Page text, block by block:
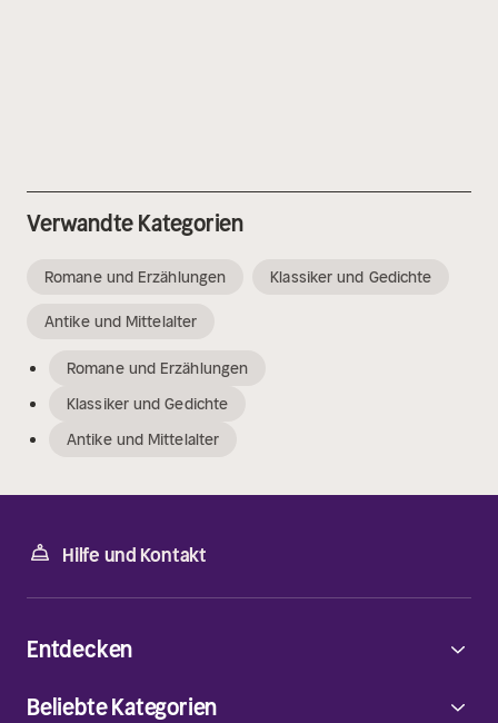
Verwandte Kategorien
Romane und Erzählungen Klassiker und Gedichte
Antike und Mittelalter
Romane und Erzählungen
Klassiker und Gedichte
Antike und Mittelalter
Hilfe und Kontakt
Entdecken
Beliebte Kategorien